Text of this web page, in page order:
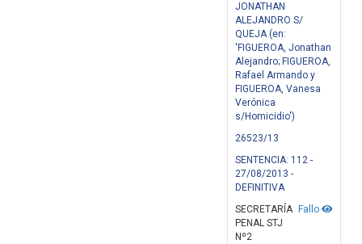
JONATHAN
ALEJANDRO S/
QUEJA (en:
'FIGUEROA, Jonathan
Alejandro; FIGUEROA,
Rafael Armando y
FIGUEROA, Vanesa
Verónica
s/Homicidio')
26523/13
SENTENCIA: 112 -
27/08/2013 -
DEFINITIVA
Fallo
SECRETARÍA
PENAL STJ
Nº2